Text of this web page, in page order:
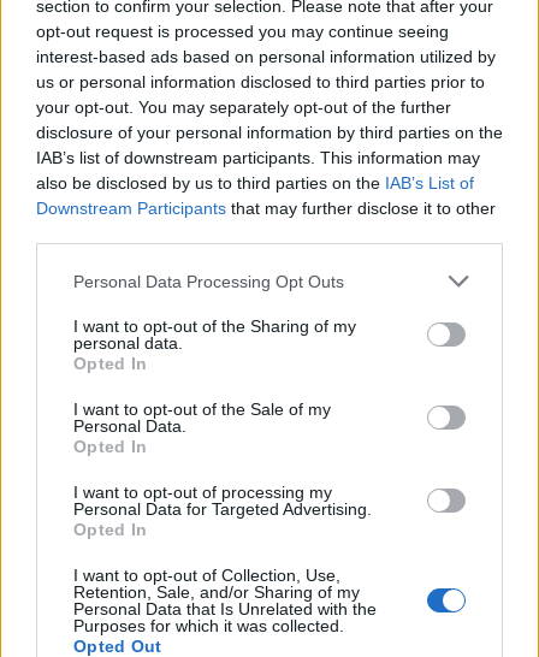
section to confirm your selection. Please note that after your
opt-out request is processed you may continue seeing
interest-based ads based on personal information utilized by
us or personal information disclosed to third parties prior to
your opt-out. You may separately opt-out of the further
disclosure of your personal information by third parties on the
IAB’s list of downstream participants. This information may
also be disclosed by us to third parties on the IAB’s List of
Downstream Participants that may further disclose it to other
Personal Data Processing Opt Outs
I want to opt-out of the Sharing of my
personal data.
Opted In
I want to opt-out of the Sale of my
Personal Data.
Opted In
I want to opt-out of processing my
Personal Data for Targeted Advertising.
Opted In
I want to opt-out of Collection, Use,
Retention, Sale, and/or Sharing of my
Personal Data that Is Unrelated with the
Purposes for which it was collected.
Opted Out
Ριάντ
ΔΙΑΦΗΜΙΣΗ
ΣΧΕΤΙΚΑ ΑΡΘΡΑ